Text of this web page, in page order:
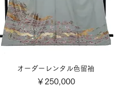
オーダーレンタル色留袖
価格
￥250,000